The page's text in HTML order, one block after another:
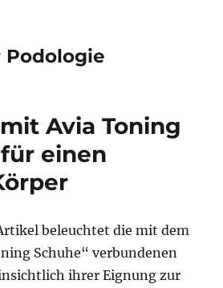
Podologie
Avia Toning
einen
beleuchtet die mit dem
Schuhe“ verbundenen
ihrer Eignung zur